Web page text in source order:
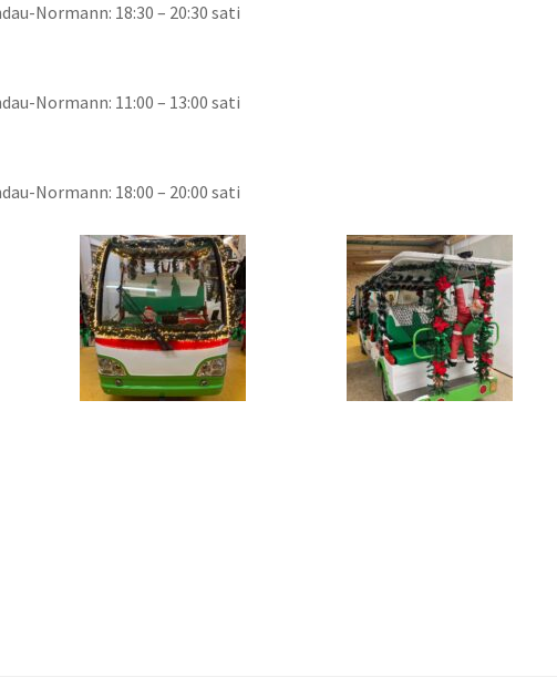
Normann: 18:30 – 20:30 sati
Normann: 11:00 – 13:00 sati
Normann: 18:00 – 20:00 sati